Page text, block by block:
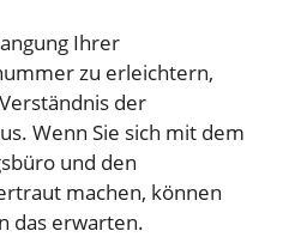
Ihrer
zu erleichtern,
der
Wenn Sie sich mit dem
und den
machen, können
das erwarten.